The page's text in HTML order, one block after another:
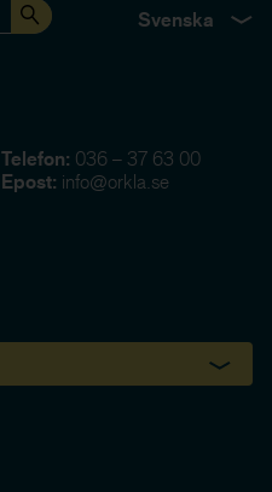
Svenska
Telefon: 036 – 37 63 00
Epost: info@orkla.se